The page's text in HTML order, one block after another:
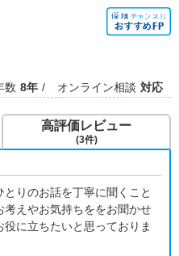
数 8年 オンライン相談 対応
りのお話を丁寧に聞くこと
えやお気持ちををお聞かせ
に立ちたいと思っておりま
高評価レビュー
(3件)